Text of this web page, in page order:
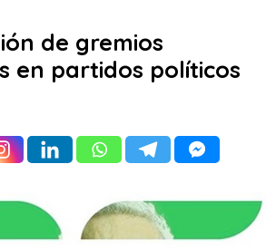
de gremios
en partidos políticos